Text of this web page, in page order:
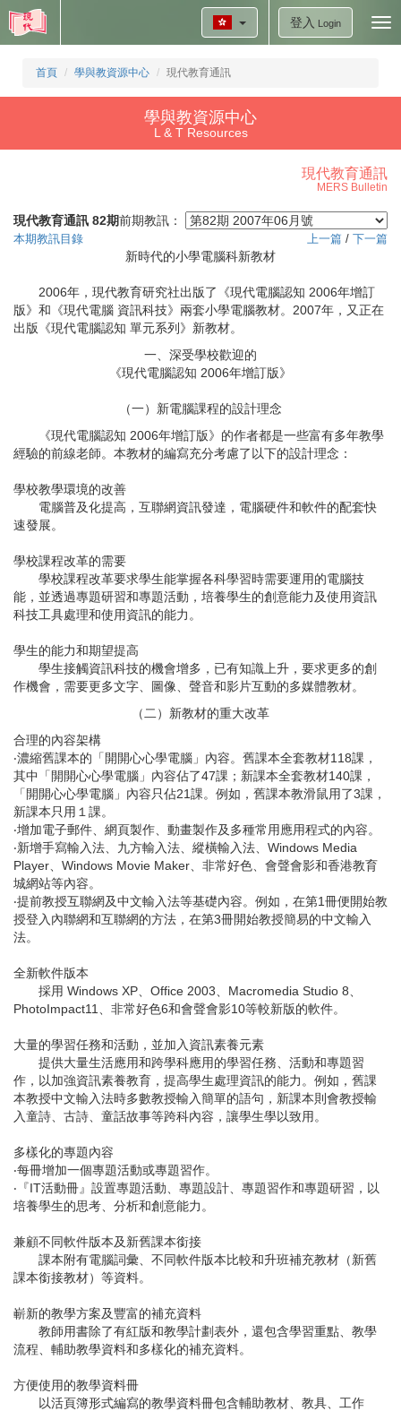
登入 Login
首頁 學與教資源中心 現代教育通訊
學與教資源中心
L & T Resources
現代教育通訊
MERS Bulletin
現代教育通訊 82期前期教訊：
本期教訊目錄 上一篇 / 下一篇
新時代的小學電腦科新教材
2006年，現代教育研究社出版了《現代電腦認知 2006年增訂
版》和《現代電腦 資訊科技》兩套小學電腦教材。2007年，又正在
出版《現代電腦認知 單元系列》新教材。
一、深受學校歡迎的
《現代電腦認知 2006年增訂版》
（一）新電腦課程的設計理念
《現代電腦認知 2006年增訂版》的作者都是一些富有多年教學
經驗的前線老師。本教材的編寫充分考慮了以下的設計理念：
學校教學環境的改善
電腦普及化提高，互聯網資訊發達，電腦硬件和軟件的配套快
速發展。
學校課程改革的需要
學校課程改革要求學生能掌握各科學習時需要運用的電腦技
能，並透過專題研習和專題活動，培養學生的創意能力及使用資訊
科技工具處理和使用資訊的能力。
學生的能力和期望提高
學生接觸資訊科技的機會增多，已有知識上升，要求更多的創
作機會，需要更多文字、圖像、聲音和影片互動的多媒體教材。
（二）新教材的重大改革
合理的內容架構
‧濃縮舊課本的「開開心心學電腦」內容。舊課本全套教材118課，
其中「開開心心學電腦」內容佔了47課；新課本全套教材140課，
「開開心心學電腦」內容只佔21課。例如，舊課本教滑鼠用了3課，
新課本只用１課。
‧增加電子郵件、網頁製作、動畫製作及多種常用應用程式的內容。
‧新增手寫輸入法、九方輸入法、縱橫輸入法、Windows Media
Player、Windows Movie Maker、非常好色、會聲會影和香港教育
城網站等內容。
‧提前教授互聯網及中文輸入法等基礎內容。例如，在第1冊便開始教
授登入內聯網和互聯網的方法，在第3冊開始教授簡易的中文輸入
法。
全新軟件版本
採用 Windows XP、Office 2003、Macromedia Studio 8、
PhotoImpact11、非常好色6和會聲會影10等較新版的軟件。
大量的學習任務和活動，並加入資訊素養元素
提供大量生活應用和跨學科應用的學習任務、活動和專題習
作，以加強資訊素養教育，提高學生處理資訊的能力。例如，舊課
本教授中文輸入法時多數教授輸入簡單的語句，新課本則會教授輸
入童詩、古詩、童話故事等跨科內容，讓學生學以致用。
多樣化的專題內容
‧每冊增加一個專題活動或專題習作。
‧『IT活動冊』設置專題活動、專題設計、專題習作和專題研習，以
培養學生的思考、分析和創意能力。
兼顧不同軟件版本及新舊課本銜接
課本附有電腦詞彙、不同軟件版本比較和升班補充教材（新舊
課本銜接教材）等資料。
嶄新的教學方案及豐富的補充資料
教師用書除了有紅版和教學計劃表外，還包含學習重點、教學
流程、輔助教學資料和多樣化的補充資料。
方便使用的教學資料冊
以活頁簿形式編寫的教學資料冊包含輔助教材、教具、工作